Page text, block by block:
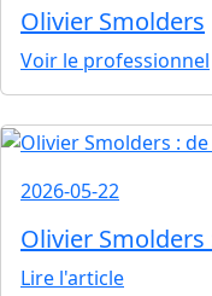
Olivier Smolders
Voir le professionnel
2026-05-22
Olivier Smolders
Lire l'article